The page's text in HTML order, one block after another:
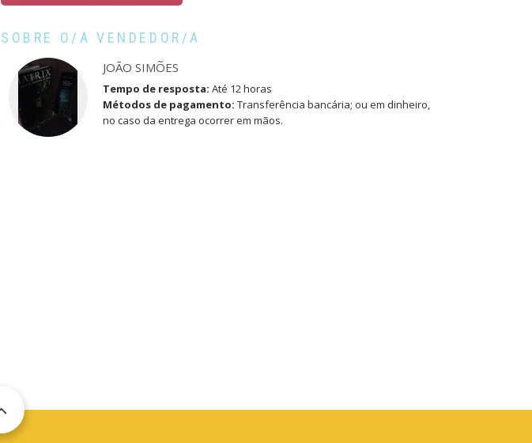
SOBRE O/A VENDEDOR/A
JOÃO SIMÕES
Tempo de resposta: Até 12 horas
Métodos de pagamento: Transferência bancária; ou em dinheiro,
no caso da entrega ocorrer em mãos.